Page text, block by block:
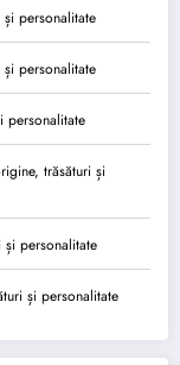
personalitate
personalitate
personalitate
trăsături și
și personalitate
și personalitate